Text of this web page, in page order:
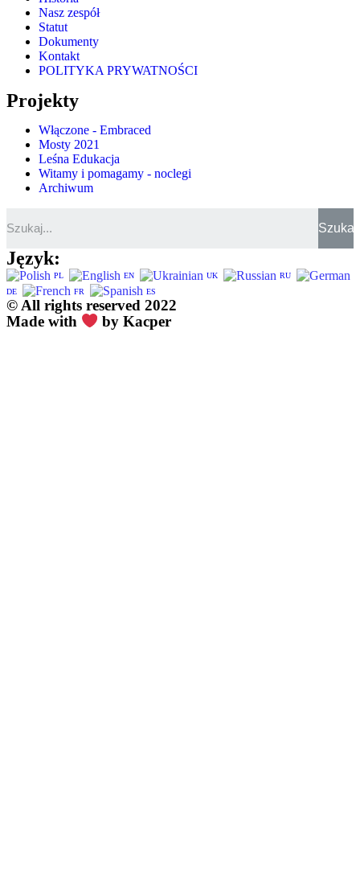
Nasz zespół
Statut
Dokumenty
Kontakt
POLITYKA PRYWATNOŚCI
Projekty
Włączone - Embraced
Mosty 2021
Leśna Edukacja
Witamy i pomagamy - noclegi
Archiwum
Szukaj
Język:
PL EN UK
RU
DE
FR ES
© All rights reserved 2022
Made with
by Kacper